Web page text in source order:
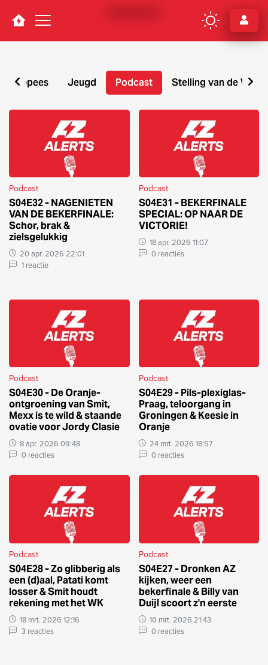
Navigation
Europees Jeugd Podcast Stelling van de Week
Podcast
Podcast
S04E32 - NAGENIETEN
VAN DE BEKERFINALE:
Schor, brak &
zielsgelukkig
20 apr. 2026 22:01
1 reactie
Podcast
S04E31 - BEKERFINALE
SPECIAL: OP NAAR DE
VICTORIE!
18 apr. 2026 11:07
0 reacties
Podcast
S04E30 - De Oranje-
ontgroening van Smit,
Mexx is te wild & staande
ovatie voor Jordy Clasie
8 apr. 2026 09:48
0 reacties
Podcast
S04E29 - Pils-plexiglas-
Praag, teloorgang in
Groningen & Keesie in
Oranje
24 mrt. 2026 18:57
0 reacties
Podcast
S04E28 - Zo glibberig als
een (d)aal, Patati komt
losser & Smit houdt
rekening met het WK
18 mrt. 2026 12:16
3 reacties
Podcast
S04E27 - Dronken AZ
kijken, weer een
bekerfinale & Billy van
Duijl scoort z'n eerste
10 mrt. 2026 21:43
0 reacties